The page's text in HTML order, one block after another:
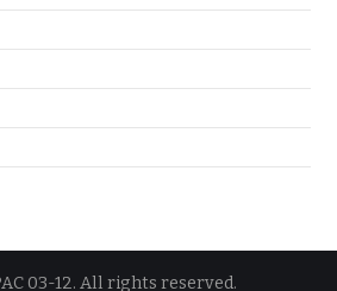
03-12. All rights reserved.